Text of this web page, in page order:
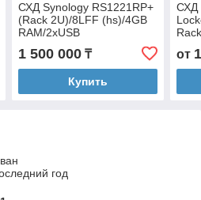
СХД Synology RS1221RP+
(Rack 2U)/8LFF (hs)/4GB
RAM/2xUSB
3/eSATA/4x1GbE/1xGen3
x8/2x350W/no Rail
1 500 000₸
Купить
СХД
3.0
от
год